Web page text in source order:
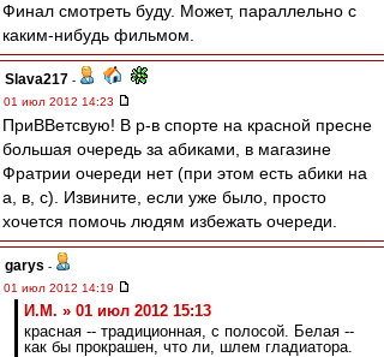
Финал смотреть буду. Может, параллельно с
каким-нибудь фильмом.
Slava217 -
01 июл 2012 14:23
ПриВВетсвую! В р-в спорте на красной пресне
большая очередь за абиками, в магазине
Фратрии очереди нет (при этом есть абики на
а, в, с). Извините, если уже было, просто
хочется помочь людям избежать очереди.
garys -
01 июл 2012 14:19
И.М. » 01 июл 2012 15:13
красная -- традиционная, с полосой. Белая --
как бы прокрашен, что ли, шлем гладиатора.